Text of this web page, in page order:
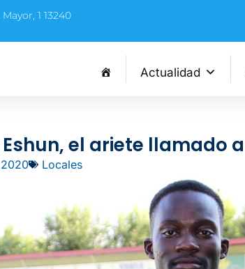
Mayor, 1 13240
Actualidad
el ariete llamado
Locales